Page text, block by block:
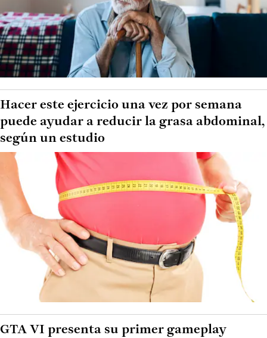
Hacer este ejercicio una vez por semana
puede ayudar a reducir la grasa abdominal,
según un estudio
GTA VI presenta su primer gameplay